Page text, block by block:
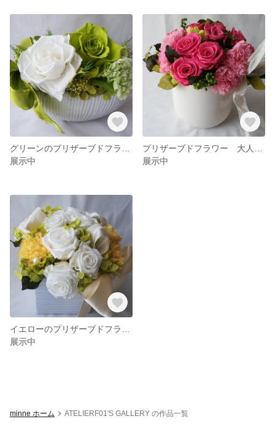
展示中
展示中
展示中
minne ホーム ATELIERF01'S GALLERY の作品一覧